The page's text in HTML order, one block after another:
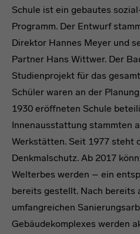
Schule ist ein gebautes
Programm. Der Entwurf
Direktor Hannes Meyer und
Partner Hans Wittwer. Der
Studienprojekt für das
Schüler waren an der
1930 eröffneten Schule
Innenausstattung stammten
Werkstätten. Seit 1977 steht
Denkmalschutz. Ab 2017
Welterbes werden – ein
bereits gestellt. Nach bereits
umfangreichen
Gebäudekomplexes werden